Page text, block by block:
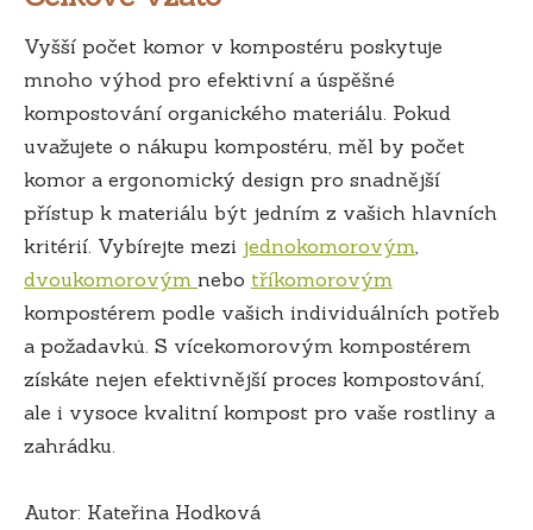
Vyšší počet komor v kompostéru poskytuje
mnoho výhod pro efektivní a úspěšné
kompostování organického materiálu. Pokud
uvažujete o nákupu kompostéru, měl by počet
komor a ergonomický design pro snadnější
přístup k materiálu být jedním z vašich hlavních
kritérií. Vybírejte mezi jednokomorovým,
dvoukomorovým nebo tříkomorovým
kompostérem podle vašich individuálních potřeb
a požadavků. S vícekomorovým kompostérem
získáte nejen efektivnější proces kompostování,
ale i vysoce kvalitní kompost pro vaše rostliny a
zahrádku.
Autor: Kateřina Hodková